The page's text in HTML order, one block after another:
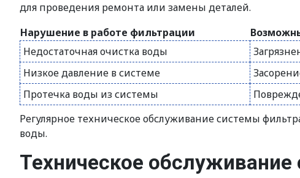
для проведения ремонта или замены деталей.
Нарушение в работе фильтрации
Недостаточная очистка воды
Низкое давление в системе
Протечка воды из системы
Регулярное техническое обслуживание системы
воды.
Техническое